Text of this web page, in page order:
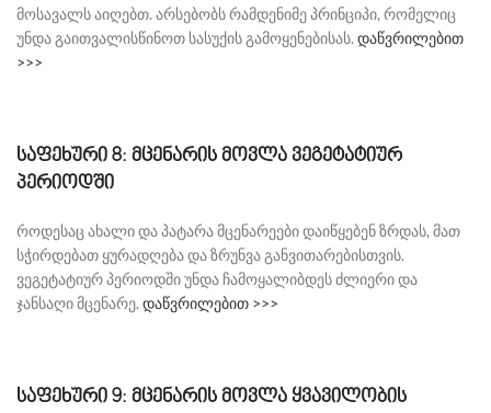
მოსავალს აიღებთ. არსებობს რამდენიმე პრინციპი, რომელიც
უნდა გაითვალისწინოთ სასუქის გამოყენებისას. დაწვრილებით
>>>
საფეხური 8: მცენარის მოვლა ვეგეტატიურ
პერიოდში
როდესაც ახალი და პატარა მცენარეები დაიწყებენ ზრდას, მათ
სჭირდებათ ყურადღება და ზრუნვა განვითარებისთვის.
ვეგეტატიურ პერიოდში უნდა ჩამოყალიბდეს ძლიერი და
ჯანსაღი მცენარე. დაწვრილებით >>>
საფეხური 9: მცენარის მოვლა ყვავილობის